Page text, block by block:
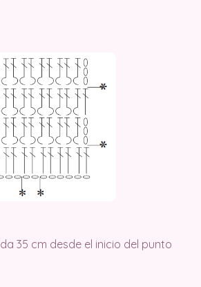
35 cm desde el inicio del punto